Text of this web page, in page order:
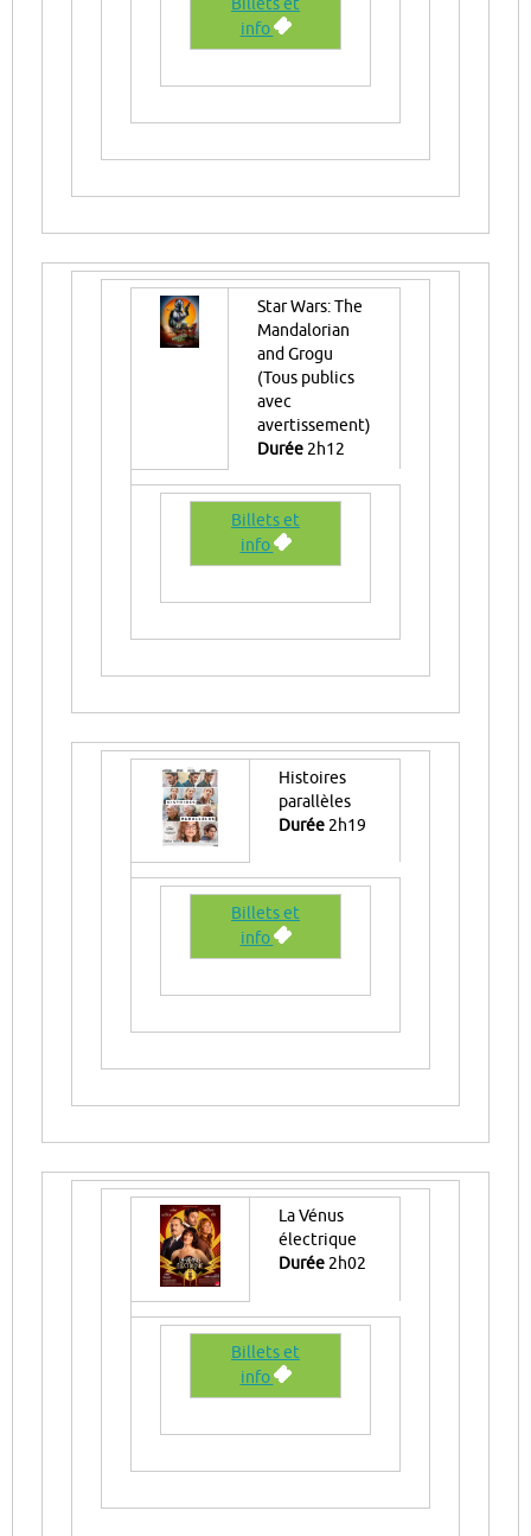
Billets et
info
Star Wars: The
Mandalorian
and Grogu
(Tous publics
avec
avertissement)
Durée 2h12
Billets et
info
Histoires
parallèles
Durée 2h19
Billets et
info
La Vénus
électrique
Durée 2h02
Billets et
info